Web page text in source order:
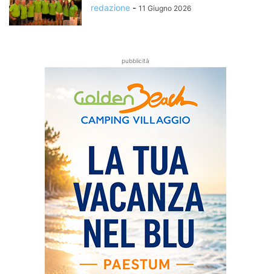
redazione - 11 Giugno 2026
pubblicità